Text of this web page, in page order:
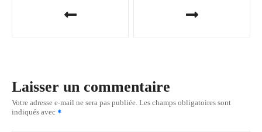
g
a
Laisser un commentaire
Votre adresse e-mail ne sera pas publiée. Les champs obligatoires sont
indiqués avec